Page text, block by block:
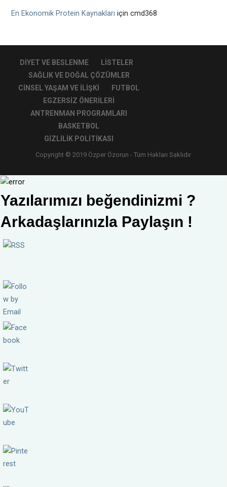
En Ekonomik Protein Kaynakları içincmd368
DIYET VE BESLENME
LISTELER
SAĞLIK VE DOĞAL ÇÖZÜMLER
CINSEL YAŞAM VE İLIŞKI
FUTBOL
EGZERSIZ ÖNERILERI
ANTRENMAN PROGRAMLARI
BASKETBOL
GIZLILIK POLITIKASI
Copyright © 2019 Özper Özorun - Tüm Hakları Saklıdır
Yazılarımızı beğendinizmi ?
Arkadaşlarınızla Paylaşın !